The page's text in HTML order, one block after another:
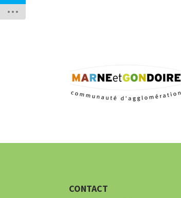
CONTACT